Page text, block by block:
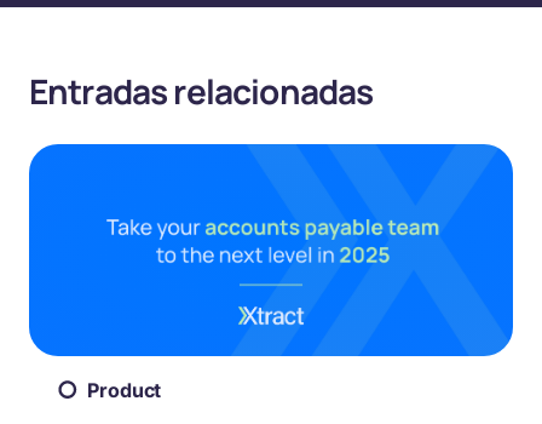
Entradas relacionadas
Product